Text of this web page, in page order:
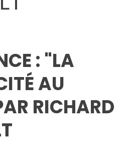
: "LA
AU
RICHARD